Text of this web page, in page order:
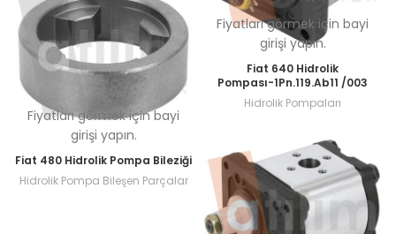
Fiyatları görmek için bayi
girişi yapın.
Fiat 640 Hidrolik
Pompası-1Pn.119.Ab11 /003
Hidrolik Pompaları
Fiyatları görmek için bayi
girişi yapın.
Fiat 480 Hidrolik Pompa Bileziği
Hidrolik Pompa Bileşen Parçalar